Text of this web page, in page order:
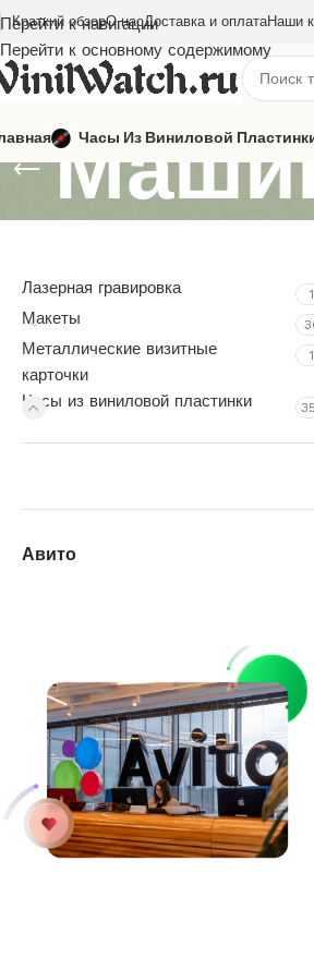
Перейти к навигации
Перейти к основному содержимому
Краткий обзорО насДоставка и оплатаНаши
Часы Из Виниловой
Лазерная гравировка 1
Макеты
Металлические визитные
карточки
1
Часы из виниловой пластинки
Авито